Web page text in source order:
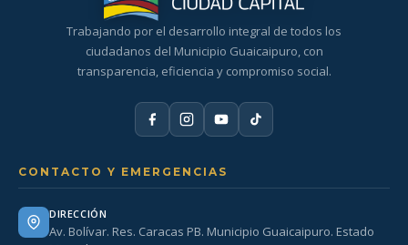
Trabajando por el desarrollo integral de todos los
ciudadanos del Municipio Guaicaipuro, con
transparencia, eficiencia y compromiso social.
CONTACTO Y EMERGENCIAS
DIRECCIÓN
Av. Bolívar. Res. Caracas PB. Municipio Guaicaipuro. Estado